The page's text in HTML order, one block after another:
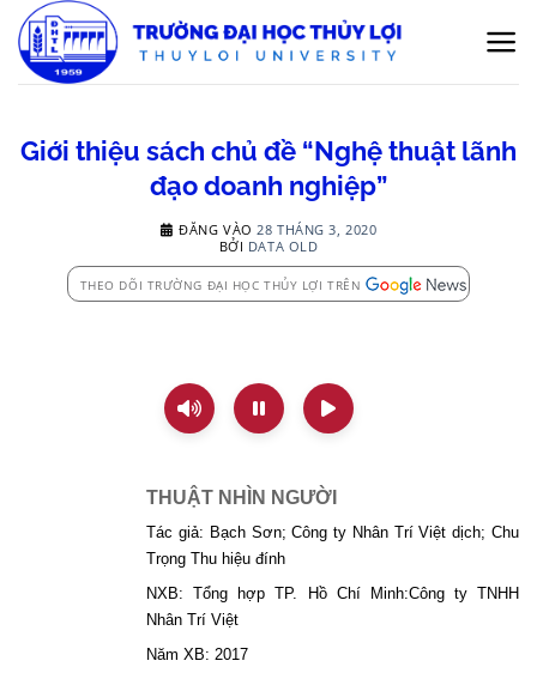
qua
nội
Giới thiệu sách chủ đề “Nghệ thuật lãnh
đạo doanh nghiệp”
ĐĂNG VÀO 28 THÁNG 3, 2020
BỞI DATA OLD
THEO DÕI TRƯỜNG ĐẠI HỌC THỦY LỢI TRÊN
THUẬT NHÌN NGƯỜI
Tác giả: Bạch Sơn; Công ty Nhân Trí Việt dịch; Chu
Trọng Thu hiệu đính
NXB: Tổng hợp TP. Hồ Chí Minh:Công ty TNHH
Nhân Trí Việt
Năm XB: 2017